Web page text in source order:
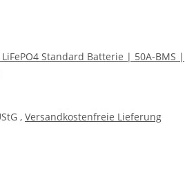
Standard Batterie | 50A-BMS |
, Versandkostenfreie Lieferung